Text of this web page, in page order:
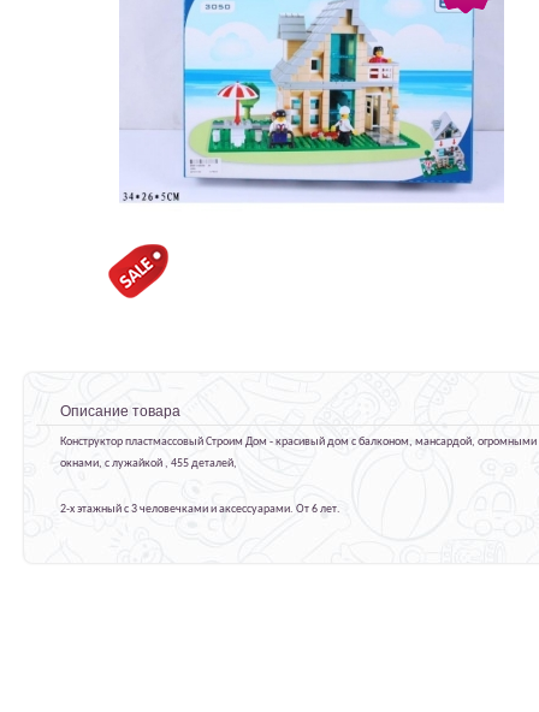
Описание товара
Конструктор пластмассовый Строим Дом - красивый дом с балконом, мансардой, огромными
окнами, с лужайкой , 455 деталей,
2-х этажный с 3 человечками и аксессуарами. От 6 лет.